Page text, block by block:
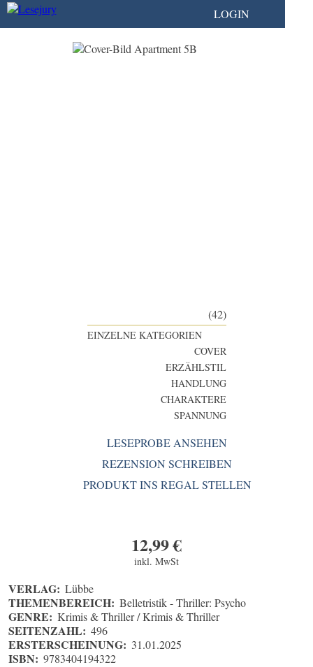
LOGIN
(42)
EINZELNE KATEGORIEN
COVER
ERZÄHLSTIL
HANDLUNG
CHARAKTERE
SPANNUNG
LESEPROBE ANSEHEN
REZENSION SCHREIBEN
PRODUKT INS REGAL STELLEN
12,99€
inkl. MwSt
VERLAG: Lübbe
THEMENBEREICH: Belletristik - Thriller: Psycho
GENRE: Krimis & Thriller / Krimis & Thriller
SEITENZAHL: 496
ERSTERSCHEINUNG: 31.01.2025
ISBN: 9783404194322